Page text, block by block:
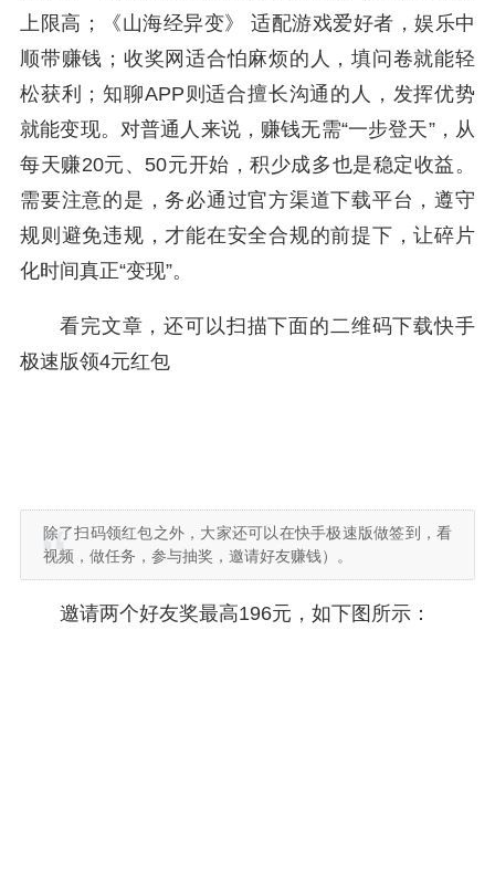
上限高；《山海经异变》 适配游戏爱好者，娱乐中
顺带赚钱；收奖网适合怕麻烦的人，填问卷就能轻
松获利；知聊APP则适合擅长沟通的人，发挥优势
就能变现。对普通人来说，赚钱无需“一步登天”，从
每天赚20元、50元开始，积少成多也是稳定收益。
需要注意的是，务必通过官方渠道下载平台，遵守
规则避免违规，才能在安全合规的前提下，让碎片
化时间真正“变现”。
看完文章，还可以扫描下面的二维码下载快手
极速版领4元红包
除了扫码领红包之外，大家还可以在快手极速版做签到，看
视频，做任务，参与抽奖，邀请好友赚钱）。
邀请两个好友奖最高196元，如下图所示：